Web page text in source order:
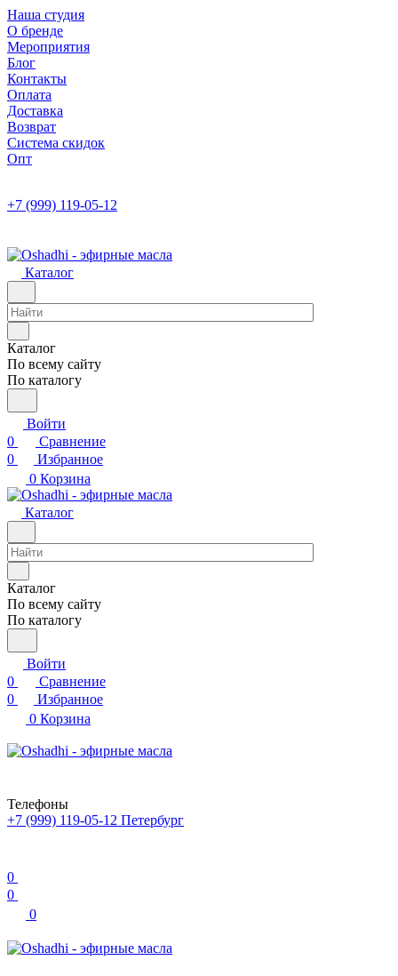
Наша студия
О бренде
Мероприятия
Блог
Контакты
Оплата
Доставка
Возврат
Система скидок
Опт
+7 (999) 119-05-12
Каталог
Каталог
По всему сайту
По каталогу
Войти
0
Сравнение
0
Избранное
0 Корзина
Каталог
Каталог
По всему сайту
По каталогу
Войти
0
Сравнение
0
Избранное
0 Корзина
Телефоны
+7 (999) 119-05-12 Петербург
0
0
0